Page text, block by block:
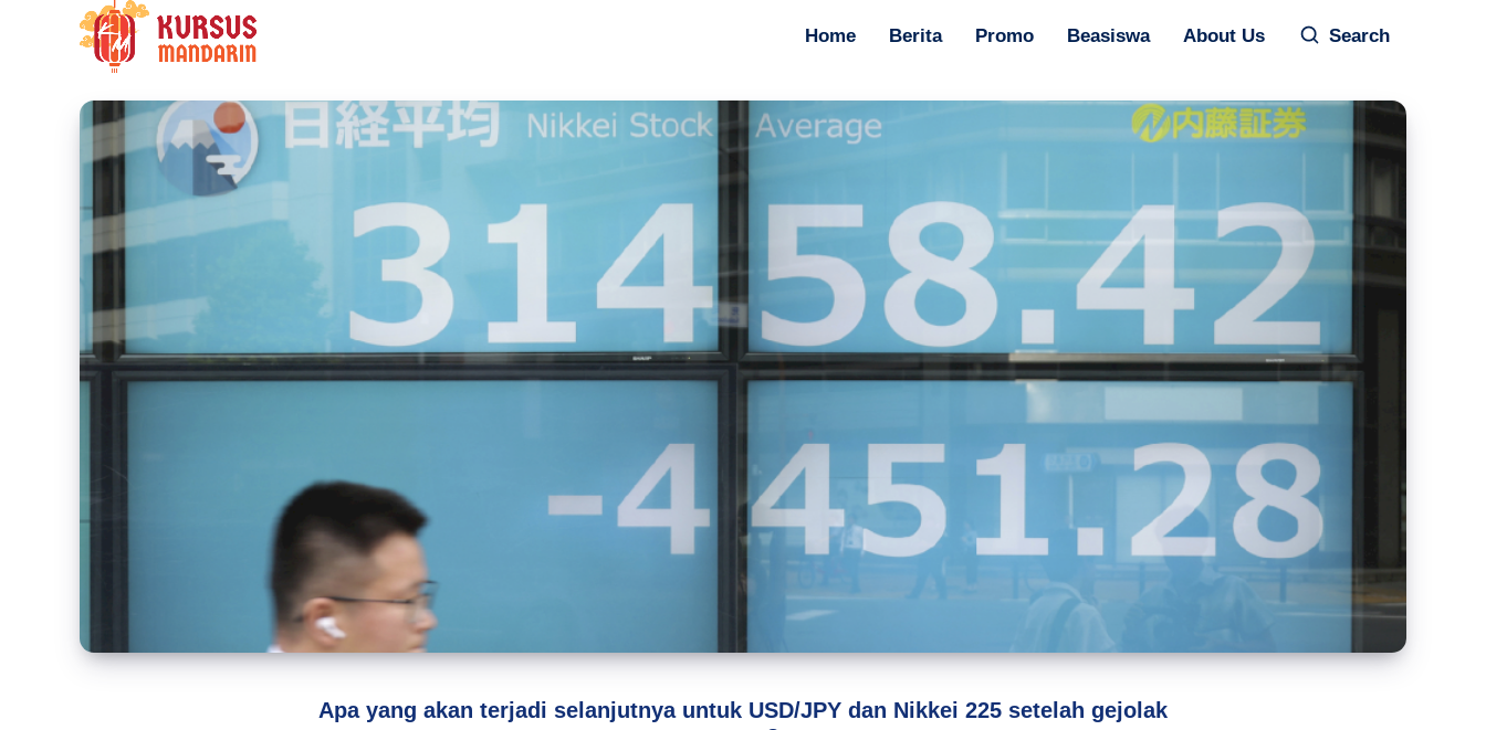
Home Berita Promo Beasiswa About Us Search
Apa yang akan terjadi selanjutnya untuk USD/JPY dan Nikkei 225 setelah gejolak